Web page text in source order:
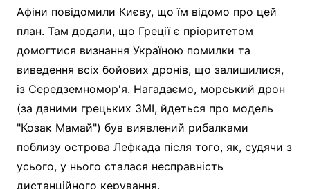
Афіни повідомили Києву, що їм відомо про цей
план. Там додали, що Греції є пріоритетом
домогтися визнання Україною помилки та
виведення всіх бойових дронів, що залишилися,
із Середземномор'я. Нагадаємо, морський дрон
(за даними грецьких ЗМІ, йдеться про модель
"Козак Мамай") був виявлений рибалками
поблизу острова Лефкада після того, як, судячи з
усього, у нього сталася несправність
дистанційного керування.